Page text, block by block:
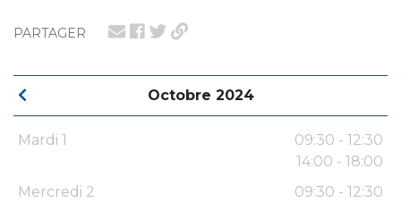
PARTAGER
Octobre 2024
Mardi 1
09:30 - 12:30
14:00 - 18:00
Mercredi 2
09:30 - 12:30